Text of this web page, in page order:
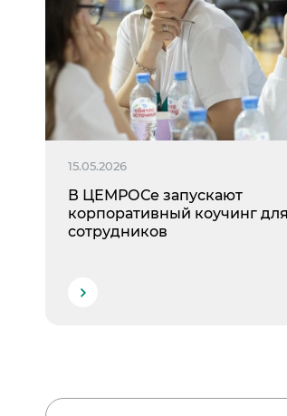
15.05.2026
В ЦЕМРОСе запускают
корпоративный коучинг для
сотрудников